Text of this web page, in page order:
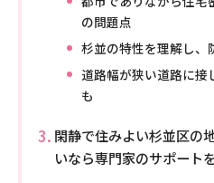
の問題点
杉並の特性を理解し、
道路幅が狭い道路に
も
閑静で住みよい杉並区の
いなら専門家のサポート